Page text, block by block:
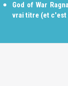
God of War
vrai titre (et c'est